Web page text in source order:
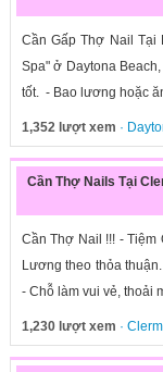
Cần Gấp Thợ Nail Tại
Spa" ở Daytona
tốt. - Bao lương hoặc
1,352 lượt xem ·
Cần Thợ Nails Tại
Cần Thợ Nail !!! - Tiệm
Lương theo thỏa
- Chỗ làm vui vẻ, thoải
1,230 lượt xem ·